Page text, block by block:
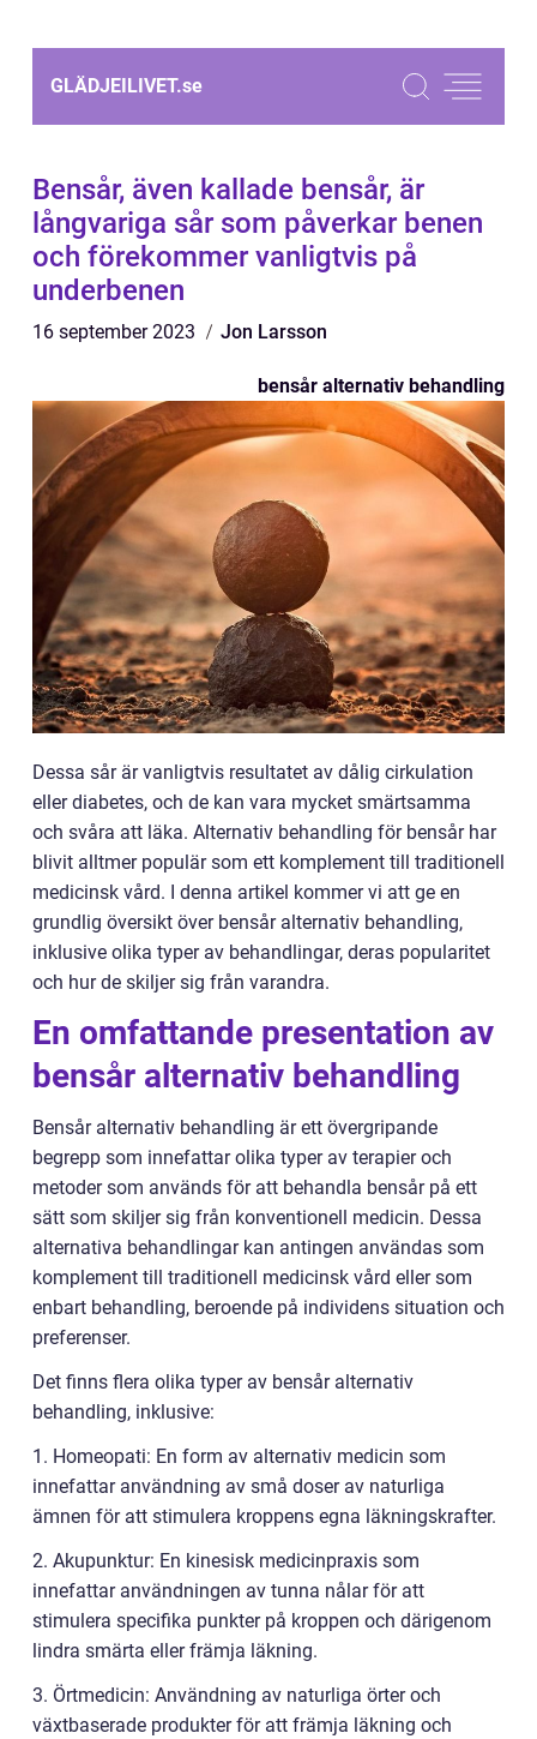
GLÄDJEILIVET.se
Bensår, även kallade bensår, är
långvariga sår som påverkar benen
och förekommer vanligtvis på
underbenen
16 september 2023 Jon Larsson
bensår alternativ behandling
Dessa sår är vanligtvis resultatet av dålig cirkulation
eller diabetes, och de kan vara mycket smärtsamma
och svåra att läka. Alternativ behandling för bensår har
blivit alltmer populär som ett komplement till traditionell
medicinsk vård. I denna artikel kommer vi att ge en
grundlig översikt över bensår alternativ behandling,
inklusive olika typer av behandlingar, deras popularitet
och hur de skiljer sig från varandra.
En omfattande presentation av
bensår alternativ behandling
Bensår alternativ behandling är ett övergripande
begrepp som innefattar olika typer av terapier och
metoder som används för att behandla bensår på ett
sätt som skiljer sig från konventionell medicin. Dessa
alternativa behandlingar kan antingen användas som
komplement till traditionell medicinsk vård eller som
enbart behandling, beroende på individens situation och
preferenser.
Det finns flera olika typer av bensår alternativ
behandling, inklusive:
1. Homeopati: En form av alternativ medicin som
innefattar användning av små doser av naturliga
ämnen för att stimulera kroppens egna läkningskrafter.
2. Akupunktur: En kinesisk medicinpraxis som
innefattar användningen av tunna nålar för att
stimulera specifika punkter på kroppen och därigenom
lindra smärta eller främja läkning.
3. Örtmedicin: Användning av naturliga örter och
växtbaserade produkter för att främja läkning och